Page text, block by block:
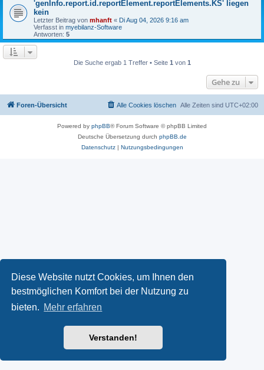
Diese Website nutzt Cookies, um Ihnen den
bestmöglichen Komfort bei der Nutzung zu
bieten. Mehr erfahren
Verstanden!
'genInfo.report.id.reportElement.reportElements.KS' liegen
kein
Letzter Beitrag von mhanft « Di Aug 04, 2026 9:16 am
Verfasst in myebilanz-Software
Antworten: 5
Die Suche ergab 1 Treffer • Seite 1 von 1
Gehe zu
Foren-Übersicht Alle Zeiten sind UTC+02:00
Alle Cookies löschen
Powered by phpBB® Forum Software © phpBB Limited
Deutsche Übersetzung durch phpBB.de
Datenschutz| Nutzungsbedingungen